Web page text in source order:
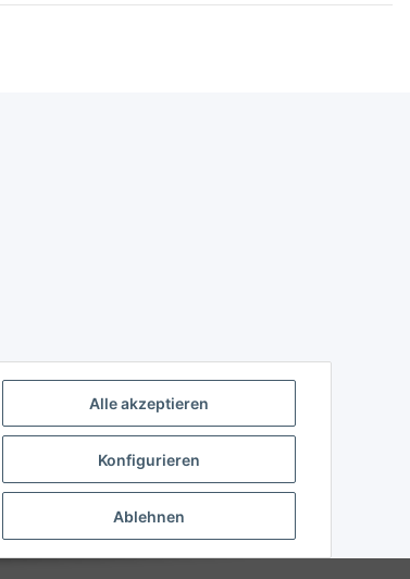
Alle akzeptieren
Konfigurieren
Ablehnen